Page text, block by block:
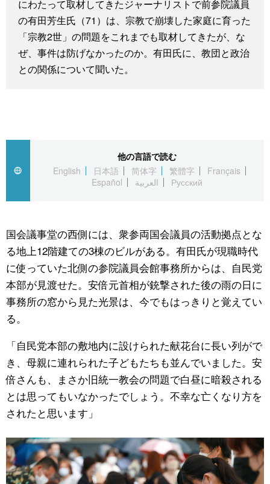
People
東京
にわたって取材してきたジャーナリストで前参院議員
の有田芳生氏（71）は、宗教で崩壊した家庭に育った
「宗教2世」の問題をこれまでも取材してきたが、な
ぜ、事件は防げなかったのか。有田氏に、教団と政治
との関係について聞いた。
他の言語で読む
English
日本語 简体字 繁體字
Français
Español
العربية Русский
国会議事堂の西側には、衆参両国会議員の活動拠点とな
る地上12階建ての3棟のビルがある。有田氏が現職時代
に使っていた北側の参院議員会館事務所からは、自民党
本部が見渡せた。安倍元首相が銃撃された後の雨の日に
事務所の窓から見た光景は、今でもはっきりと覚えてい
る。
「自民党本部の敷地内に設けられた献花台に長い列がで
き、母親に連れられた子どもたちも並んでいました。安
倍さんも、まさか旧統一教会の問題で白昼に暗殺される
とは思ってもいなかったでしょう。不幸な亡くなり方を
されたと思います」